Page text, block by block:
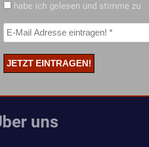
habe ich gelesen und stimme zu
uns